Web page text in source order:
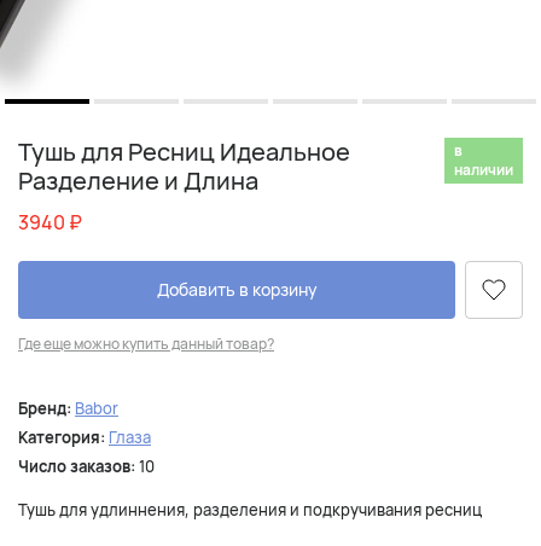
Тушь для Ресниц Идеальное
Разделение и Длина
в
наличии
3940 ₽
Добавить в корзину
Где еще можно купить данный товар?
Бренд: Babor
Категория: Глаза
Число заказов: 10
Тушь для удлиннения, разделения и подкручивания ресниц